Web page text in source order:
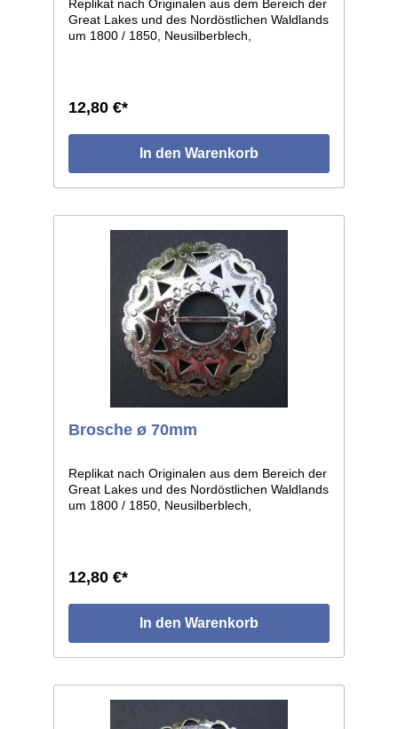
Replikat nach Originalen aus dem Bereich der
Great Lakes und des Nordöstlichen Waldlands
um 1800 / 1850, Neusilberblech,
Handarbeit gefertigt. Größe: ø ca.67mm.
12,80 €*
In den Warenkorb
Brosche ø 70mm
Replikat nach Originalen aus dem Bereich der
Great Lakes und des Nordöstlichen Waldlands
um 1800 / 1850, Neusilberblech,
Handarbeit gefertigt. Größe: ø ca.70mm.
12,80 €*
In den Warenkorb